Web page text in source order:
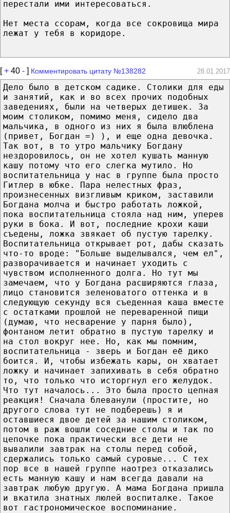
перестали ими интересоваться.
Нет места ссорам, когда все сокровища мира
лежат у тебя в коридоре.
[+ 40 - ] Комментировать цитату №138282 28.01.2017
Дело было в детском садике. Столики для еды
и занятий, как и во всех прочих подобных
заведениях, были на четверых детишек. За
моим столиком, помимо меня, сидело два
мальчика, в одного из них я была влюблена
(привет, Богдан =) ), и еще одна девочка.
Так вот, в то утро мальчику Богдану
нездоровилось, он не хотел кушать манную
кашу потому что его слегка мутило. Но
воспитательница у нас в группе была просто
Гитлер в юбке. Пара нелестных фраз,
произнесенных визгливым криком, заставили
Богдана молча и быстро работать ложкой,
пока воспитательница стояла над ним, уперев
руки в бока. И вот, последние крохи каши
съедены, ложка звякает об пустую тарелку.
Воспитательница открывает рот, дабы сказать
что-то вроде: "Больше выделывался, чем ел",
разворачивается и начинает уходить с
чувством исполненного долга. Но тут мы
замечаем, что у Богдана расширяются глаза,
лицо становится зеленоватого оттенка и в
следующую секунду вся съеденная каша вместе
с остатками прошлой не переваренной пищи
(думаю, что несварение у парня было),
фонтаном летит обратно в пустую тарелку и
на стол вокруг нее. Но, как мы помним,
воспитательница - зверь и Богдан её дико
боится. И, чтобы избежать кары, он хватает
ложку и начинает запихивать в себя обратно
то, что только что исторгнул его желудок.
Что тут началось... Это была просто цепная
реакция! Сначала блеванули (простите, но
другого слова тут не подберешь) я и
оставшиеся двое детей за нашим столиком,
потом в раж вошли соседние столы и так по
цепочке пока практически все дети не
вывалили завтрак на столы перед собой,
сдержались только самый суровые... С тех
пор все в нашей группе наотрез отказались
есть манную кашу и нам всегда давали на
завтрак любую другую. А мама Богдана пришла
и вкатила знатных люлей воспиталке. Такое
вот гастрономическое воспоминание.